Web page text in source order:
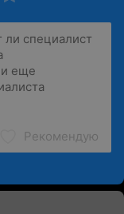
Рекомендую